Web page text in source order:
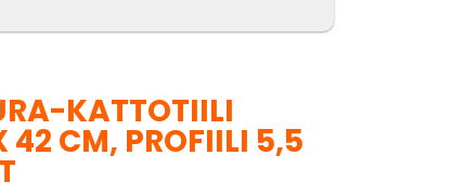
KATTOTIILI
42 CM, PROFIILI 5,5